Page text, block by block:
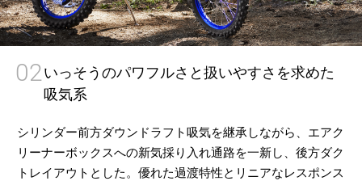
02いっそうのパワフルさと扱いやすさを求めた
吸気系
シリンダー前方ダウンドラフト吸気を継承しながら、エアク
リーナーボックスへの新気採り入れ通路を一新し、後方ダク
トレイアウトとした。優れた過渡特性とリニアなレスポンス